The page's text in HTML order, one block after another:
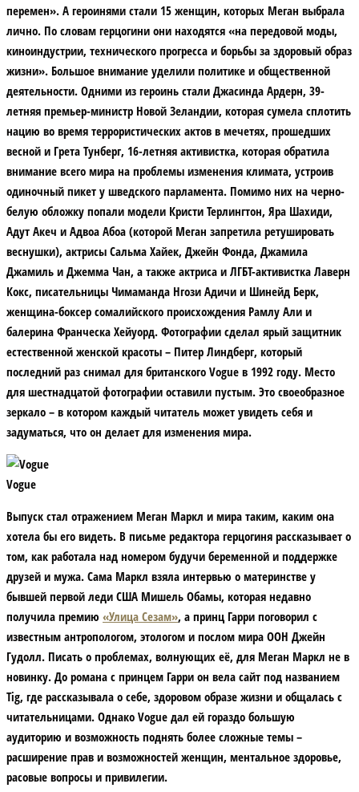
перемен». А героинями стали 15 женщин, которых Меган выбрала
лично. По словам герцогини они находятся «на передовой моды,
киноиндустрии, технического прогресса и борьбы за здоровый образ
жизни». Большое внимание уделили политике и общественной
деятельности. Одними из героинь стали Джасинда Ардерн, 39-
летняя премьер-министр Новой Зеландии, которая сумела сплотить
нацию во время террористических актов в мечетях, прошедших
весной и Грета Тунберг, 16-летняя активистка, которая обратила
внимание всего мира на проблемы изменения климата, устроив
одиночный пикет у шведского парламента. Помимо них на черно-
белую обложку попали модели Кристи Терлингтон, Яра Шахиди,
Адут Акеч и Адвоа Абоа (которой Меган запретила ретушировать
веснушки), актрисы Сальма Хайек, Джейн Фонда, Джамила
Джамиль и Джемма Чан, а также актриса и ЛГБТ-активистка Лаверн
Кокс, писательницы Чимаманда Нгози Адичи и Шинейд Берк,
женщина-боксер сомалийского происхождения Рамлу Али и
балерина Франческа Хейуорд. Фотографии сделал ярый защитник
естественной женской красоты – Питер Линдберг, который
последний раз снимал для британского Vogue в 1992 году. Место
для шестнадцатой фотографии оставили пустым. Это своеобразное
зеркало – в котором каждый читатель может увидеть себя и
задуматься, что он делает для изменения мира.
Vogue
Выпуск стал отражением Меган Маркл и мира таким, каким она
хотела бы его видеть. В письме редактора герцогиня рассказывает о
том, как работала над номером будучи беременной и поддержке
друзей и мужа. Сама Маркл взяла интервью о материнстве у
бывшей первой леди США Мишель Обамы, которая недавно
получила премию «Улица Сезам», а принц Гарри поговорил с
известным антропологом, этологом и послом мира ООН Джейн
Гудолл. Писать о проблемах, волнующих её, для Меган Маркл не в
новинку. До романа с принцем Гарри он вела сайт под названием
Tig, где рассказывала о себе, здоровом образе жизни и общалась с
читательницами. Однако Vogue дал ей гораздо большую
аудиторию и возможность поднять более сложные темы –
расширение прав и возможностей женщин, ментальное здоровье,
расовые вопросы и привилегии.